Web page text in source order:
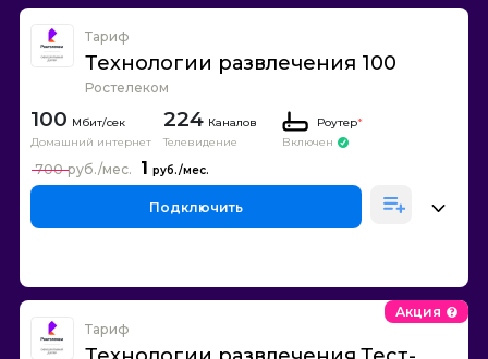
Тариф
Технологии развлечения 100
Ростелеком
100
Домашний интернет
224 Каналов
Телевидение
Роутер*
Включен
1
700
Подключить
Тариф
Акция